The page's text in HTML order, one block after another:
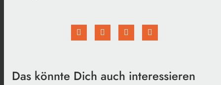
Das könnte Dich auch interessieren